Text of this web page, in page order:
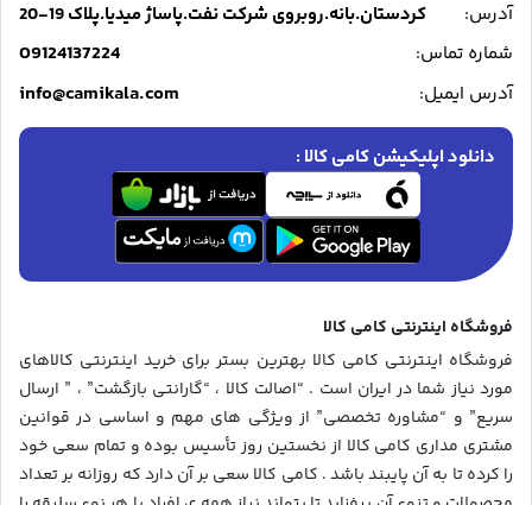
آدرس:
کردستان.بانه.روبروی شرکت نفت.پاساژ میدیا.پلاک 19-20
شماره تماس:
09124137224
آدرس ایمیل: info@camikala.com
دانلود اپلیکیشن کامی کالا :
فروشگاه اینترنتی کامی کالا
فروشگاه اینترنتی کامی کالا بهترین بستر برای خرید اینترنتی کالاهای
مورد نیاز شما در ایران است . “اصالت کالا ، “گارانتی بازگشت” ، ” ارسال
سریع” و “مشاوره تخصصی” از ویژگی های مهم و اساسی در قوانین
مشتری مداری کامی کالا از نخستین روز تأسیس بوده و تمام سعی خود
را کرده تا به آن پایبند باشد . کامی کالا سعی بر آن دارد که روزانه بر تعداد